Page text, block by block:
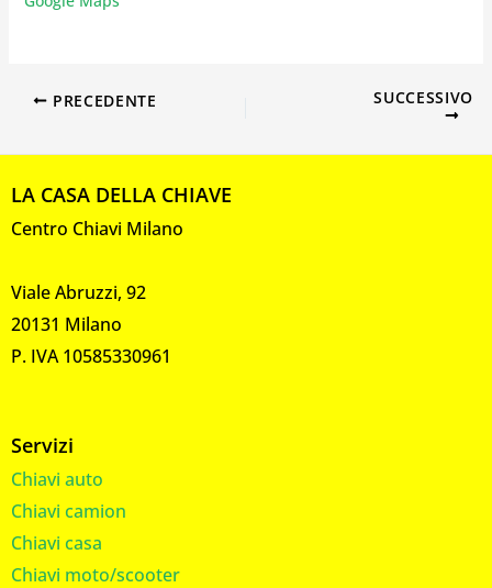
PRECEDENTE SUCCESSIVO
LA CASA DELLA CHIAVE
Centro Chiavi Milano
Viale Abruzzi, 92
20131 Milano
P. IVA 10585330961
Servizi
Chiavi auto
Chiavi camion
Chiavi casa
Chiavi moto/scooter